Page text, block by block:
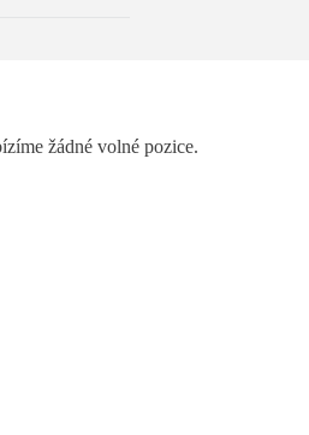
žádné volné pozice.